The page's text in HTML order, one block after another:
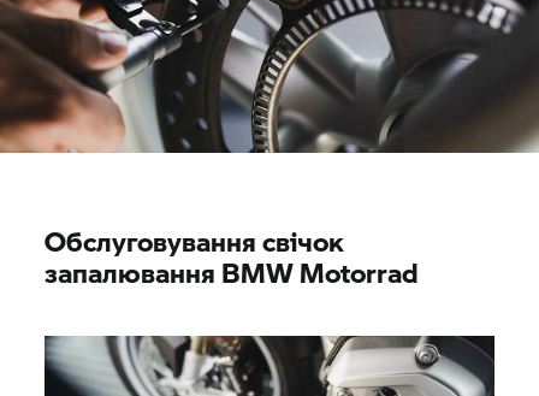
Обслуговування свічок
запалювання BMW Motorrad